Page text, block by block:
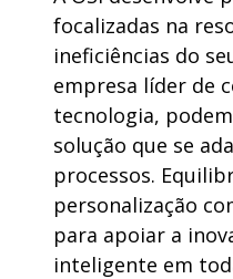
focalizadas na
ineficiências do
empresa líder de
tecnologia,
solução que se
processos.
personalização
para apoiar a
inteligente em